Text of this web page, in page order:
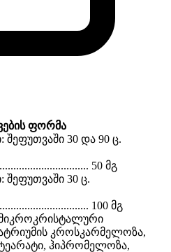
ფორმა
30 და 90 ც.
50 მგ
30 ც.
100 მგ
მიკროკრისტალური
კროსკარმელოზა,
ჰიპრომელოზა,